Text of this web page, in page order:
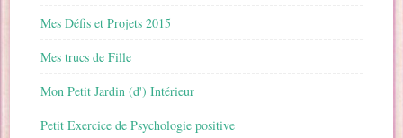
Mes Défis et Projets 2015
Mes trucs de Fille
Mon Petit Jardin (d') Intérieur
Petit Exercice de Psychologie positive